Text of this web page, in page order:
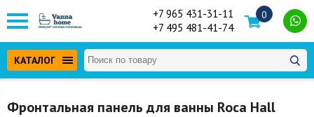
+7 965 431-31-11
+7 495 481-41-74
0
КАТАЛОГ
Фронтальная панель для ванны Roca Hall